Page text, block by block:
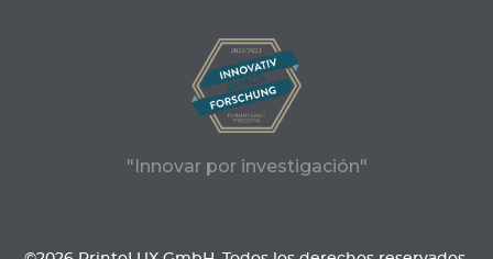
"Innovar por investigación"